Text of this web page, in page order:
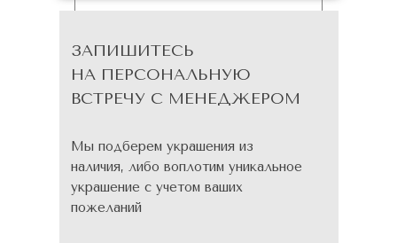
ЗАПИШИТЕСЬ
НА ПЕРСОНАЛЬНУЮ
ВСТРЕЧУ С МЕНЕДЖЕРОМ
Мы подберем украшения из
наличия, либо воплотим уникальное
украшение с учетом ваших
пожеланий